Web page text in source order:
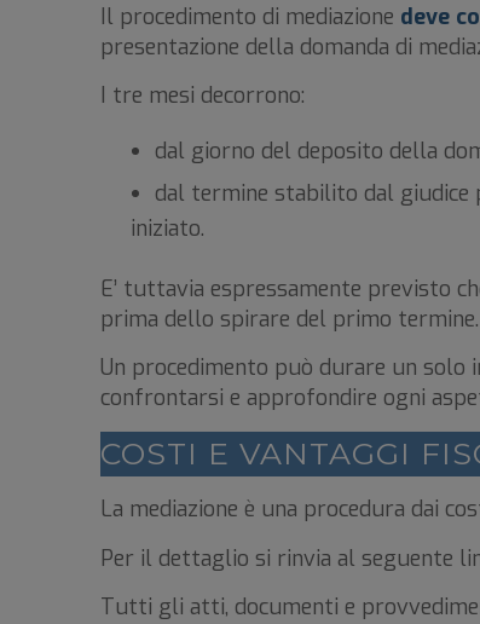
Il procedimento di mediazione deve
presentazione della domanda di
I tre mesi decorrono:
dal giorno del deposito della
dal termine stabilito dal giudice
iniziato.
E’ tuttavia espressamente previsto
prima dello spirare del primo termine.
Un procedimento può durare un
confrontarsi e approfondire ogni
COSTI E VANTAGGI
La mediazione è una procedura dai
Per il dettaglio si rinvia al seguente
Tutti gli atti, documenti e